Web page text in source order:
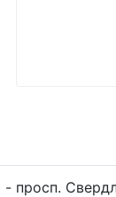
просп.